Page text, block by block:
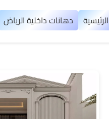
الرئيسية دهانات داخلية الرياض